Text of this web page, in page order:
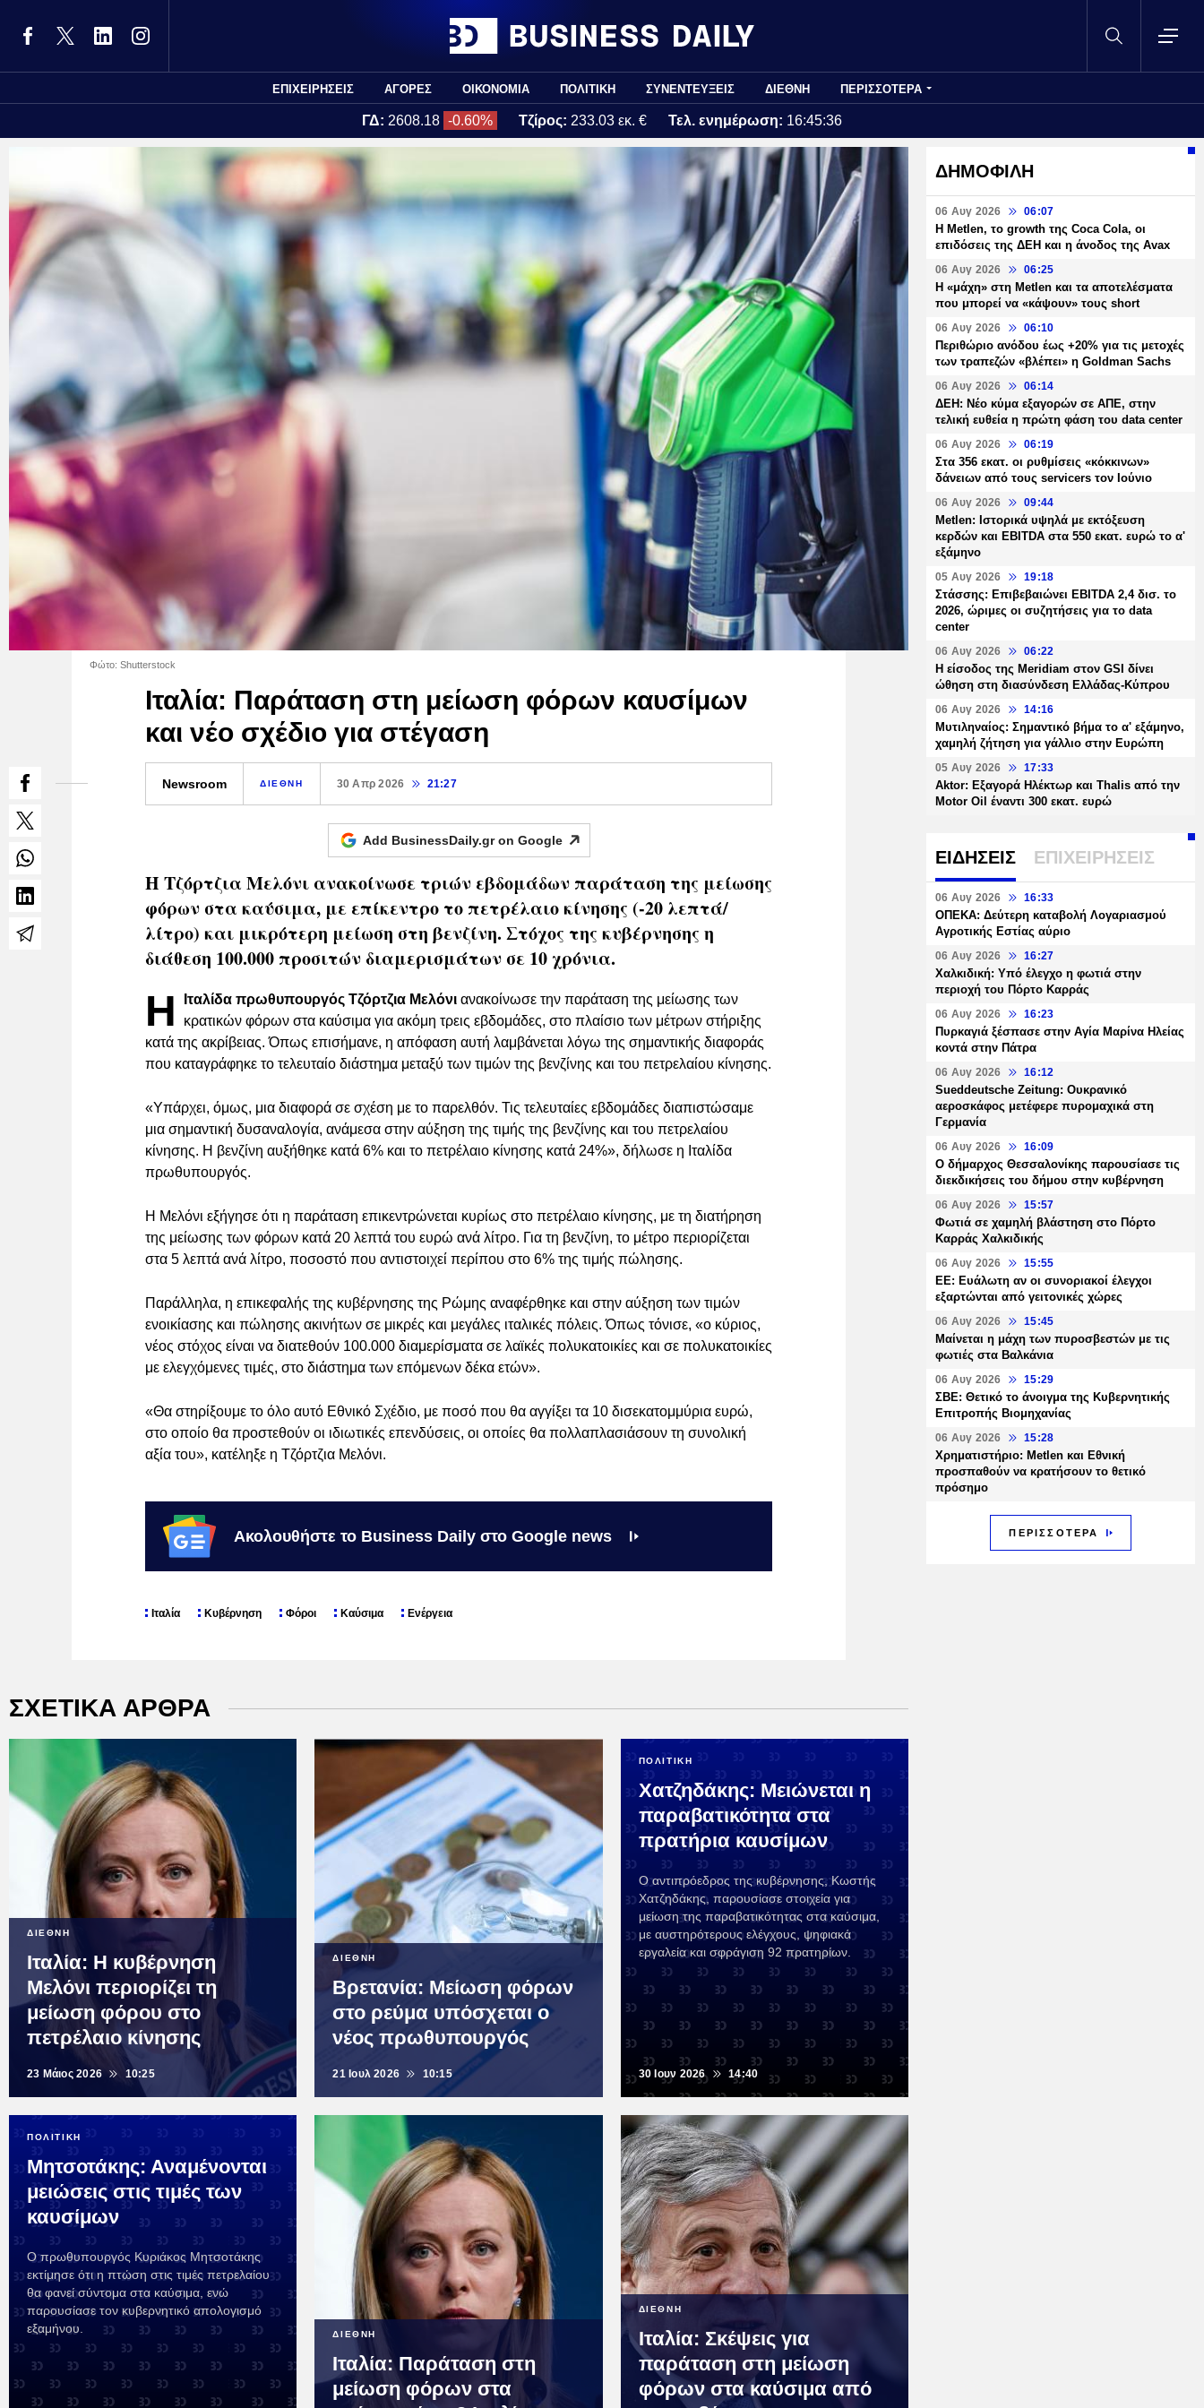
ΕΠΙΧΕΙΡΗΣΕΙΣ ΑΓΟΡΕΣ ΟΙΚΟΝΟΜΙΑ ΠΟΛΙΤΙΚΗ ΣΥΝΕΝΤΕΥΞΕΙΣ ΔΙΕΘΝΗ ΠΕΡΙΣΣΟΤΕΡΑ
ΓΔ: 2608.18 -0.60% Τζίρος: 233.03 εκ. € Τελ. ενημέρωση: 16:45:36
Φώτο: Shutterstock
Ιταλία: Παράταση στη μείωση φόρων καυσίμων
και νέο σχέδιο για στέγαση
Newsroom ΔΙΕΘΝΗ 30 Απρ 2026 21:27
Add BusinessDaily.gr on Google
Η Τζόρτζια Μελόνι ανακοίνωσε τριών εβδομάδων παράταση της μείωσης
φόρων στα καύσιμα, με επίκεντρο το πετρέλαιο κίνησης (-20 λεπτά/
λίτρο) και μικρότερη μείωση στη βενζίνη. Στόχος της κυβέρνησης η
διάθεση 100.000 προσιτών διαμερισμάτων σε 10 χρόνια.
Η Ιταλίδα πρωθυπουργός Τζόρτζια Μελόνι ανακοίνωσε την παράταση της μείωσης των
κρατικών φόρων στα καύσιμα για ακόμη τρεις εβδομάδες, στο πλαίσιο των μέτρων στήριξης
κατά της ακρίβειας. Όπως επισήμανε, η απόφαση αυτή λαμβάνεται λόγω της σημαντικής διαφοράς
που καταγράφηκε το τελευταίο διάστημα μεταξύ των τιμών της βενζίνης και του πετρελαίου κίνησης.
«Υπάρχει, όμως, μια διαφορά σε σχέση με το παρελθόν. Τις τελευταίες εβδομάδες διαπιστώσαμε
μια σημαντική δυσαναλογία, ανάμεσα στην αύξηση της τιμής της βενζίνης και του πετρελαίου
κίνησης. Η βενζίνη αυξήθηκε κατά 6% και το πετρέλαιο κίνησης κατά 24%», δήλωσε η Ιταλίδα
πρωθυπουργός.
Η Μελόνι εξήγησε ότι η παράταση επικεντρώνεται κυρίως στο πετρέλαιο κίνησης, με τη διατήρηση
της μείωσης των φόρων κατά 20 λεπτά του ευρώ ανά λίτρο. Για τη βενζίνη, το μέτρο περιορίζεται
στα 5 λεπτά ανά λίτρο, ποσοστό που αντιστοιχεί περίπου στο 6% της τιμής πώλησης.
Παράλληλα, η επικεφαλής της κυβέρνησης της Ρώμης αναφέρθηκε και στην αύξηση των τιμών
ενοικίασης και πώλησης ακινήτων σε μικρές και μεγάλες ιταλικές πόλεις. Όπως τόνισε, «ο κύριος,
νέος στόχος είναι να διατεθούν 100.000 διαμερίσματα σε λαϊκές πολυκατοικίες και σε πολυκατοικίες
με ελεγχόμενες τιμές, στο διάστημα των επόμενων δέκα ετών».
«Θα στηρίξουμε το όλο αυτό Εθνικό Σχέδιο, με ποσό που θα αγγίξει τα 10 δισεκατομμύρια ευρώ,
στο οποίο θα προστεθούν οι ιδιωτικές επενδύσεις, οι οποίες θα πολλαπλασιάσουν τη συνολική
αξία του», κατέληξε η Τζόρτζια Μελόνι.
Ακολουθήστε το Business Daily στο Google news
Ιταλία Κυβέρνηση Φόροι Καύσιμα Ενέργεια
ΣΧΕΤΙΚΑ ΑΡΘΡΑ
ΔΙΕΘΝΗ
Ιταλία: Η κυβέρνηση
Μελόνι περιορίζει τη
μείωση φόρου στο
πετρέλαιο κίνησης
23 Μάιος 2026 10:25
ΔΙΕΘΝΗ
Βρετανία: Μείωση φόρων
στο ρεύμα υπόσχεται ο
νέος πρωθυπουργός
21 Ιουλ 2026 10:15
ΠΟΛΙΤΙΚΗ
Χατζηδάκης: Μειώνεται η
παραβατικότητα στα
πρατήρια καυσίμων
Ο αντιπρόεδρος της κυβέρνησης, Κωστής
Χατζηδάκης, παρουσίασε στοιχεία για
μείωση της παραβατικότητας στα καύσιμα,
με αυστηρότερους ελέγχους, ψηφιακά
εργαλεία και σφράγιση 92 πρατηρίων.
30 Ιουν 2026 14:40
ΠΟΛΙΤΙΚΗ
Μητσοτάκης: Αναμένονται
μειώσεις στις τιμές των
καυσίμων
Ο πρωθυπουργός Κυριάκος Μητσοτάκης
εκτίμησε ότι η πτώση στις τιμές πετρελαίου
θα φανεί σύντομα στα καύσιμα, ενώ
παρουσίασε τον κυβερνητικό απολογισμό
εξαμήνου.
ΔΙΕΘΝΗ
Ιταλία: Παράταση στη
μείωση φόρων στα
ΔΙΕΘΝΗ
Ιταλία: Σκέψεις για
παράταση στη μείωση
φόρων στα καύσιμα από
ΔΗΜΟΦΙΛΗ
06 Αυγ 2026 06:07
H Metlen, το growth της Coca Cola, οι
επιδόσεις της ΔΕΗ και η άνοδος της Avax
06 Αυγ 2026 06:25
H «μάχη» στη Metlen και τα αποτελέσματα
που μπορεί να «κάψουν» τους short
06 Αυγ 2026 06:10
Περιθώριο ανόδου έως +20% για τις μετοχές
των τραπεζών «βλέπει» η Goldman Sachs
06 Αυγ 2026 06:14
ΔΕΗ: Νέο κύμα εξαγορών σε ΑΠΕ, στην
τελική ευθεία η πρώτη φάση του data center
06 Αυγ 2026 06:19
Στα 356 εκατ. οι ρυθμίσεις «κόκκινων»
δάνειων από τους servicers τον Ιούνιο
06 Αυγ 2026 09:44
Metlen: Ιστορικά υψηλά με εκτόξευση
κερδών και EBITDA στα 550 εκατ. ευρώ το α'
εξάμηνο
05 Αυγ 2026 19:18
Στάσσης: Επιβεβαιώνει EBITDA 2,4 δισ. το
2026, ώριμες οι συζητήσεις για το data
center
06 Αυγ 2026 06:22
Η είσοδος της Meridiam στον GSI δίνει
ώθηση στη διασύνδεση Ελλάδας-Κύπρου
06 Αυγ 2026 14:16
Μυτιληναίος: Σημαντικό βήμα το α' εξάμηνο,
χαμηλή ζήτηση για γάλλιο στην Ευρώπη
05 Αυγ 2026 17:33
Aktor: Εξαγορά Ηλέκτωρ και Thalis από την
Motor Oil έναντι 300 εκατ. ευρώ
ΕΙΔΗΣΕΙΣ ΕΠΙΧΕΙΡΗΣΕΙΣ
06 Αυγ 2026 16:33
ΟΠΕΚΑ: Δεύτερη καταβολή Λογαριασμού
Αγροτικής Εστίας αύριο
06 Αυγ 2026 16:27
Χαλκιδική: Υπό έλεγχο η φωτιά στην
περιοχή του Πόρτο Καρράς
06 Αυγ 2026 16:23
Πυρκαγιά ξέσπασε στην Αγία Μαρίνα Ηλείας
κοντά στην Πάτρα
06 Αυγ 2026 16:12
Sueddeutsche Zeitung: Ουκρανικό
αεροσκάφος μετέφερε πυρομαχικά στη
Γερμανία
06 Αυγ 2026 16:09
Ο δήμαρχος Θεσσαλονίκης παρουσίασε τις
διεκδικήσεις του δήμου στην κυβέρνηση
06 Αυγ 2026 15:57
Φωτιά σε χαμηλή βλάστηση στο Πόρτο
Καρράς Χαλκιδικής
06 Αυγ 2026 15:55
ΕΕ: Ευάλωτη αν οι συνοριακοί έλεγχοι
εξαρτώνται από γειτονικές χώρες
06 Αυγ 2026 15:45
Μαίνεται η μάχη των πυροσβεστών με τις
φωτιές στα Βαλκάνια
06 Αυγ 2026 15:29
ΣΒΕ: Θετικό το άνοιγμα της Κυβερνητικής
Επιτροπής Βιομηχανίας
06 Αυγ 2026 15:28
Χρηματιστήριο: Metlen και Εθνική
προσπαθούν να κρατήσουν το θετικό
πρόσημο
ΠΕΡΙΣΣΟΤΕΡΑ